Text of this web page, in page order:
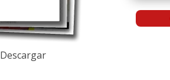
Descargar